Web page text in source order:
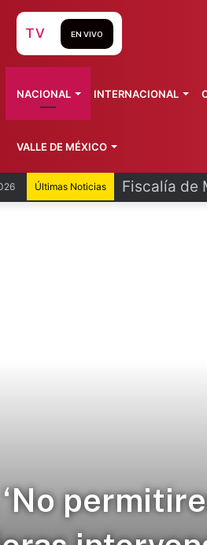
Últimas Noticias Fiscalía de
TV EN VIVO
NACIONAL INTERNACIONAL
VALLE DE MÉXICO